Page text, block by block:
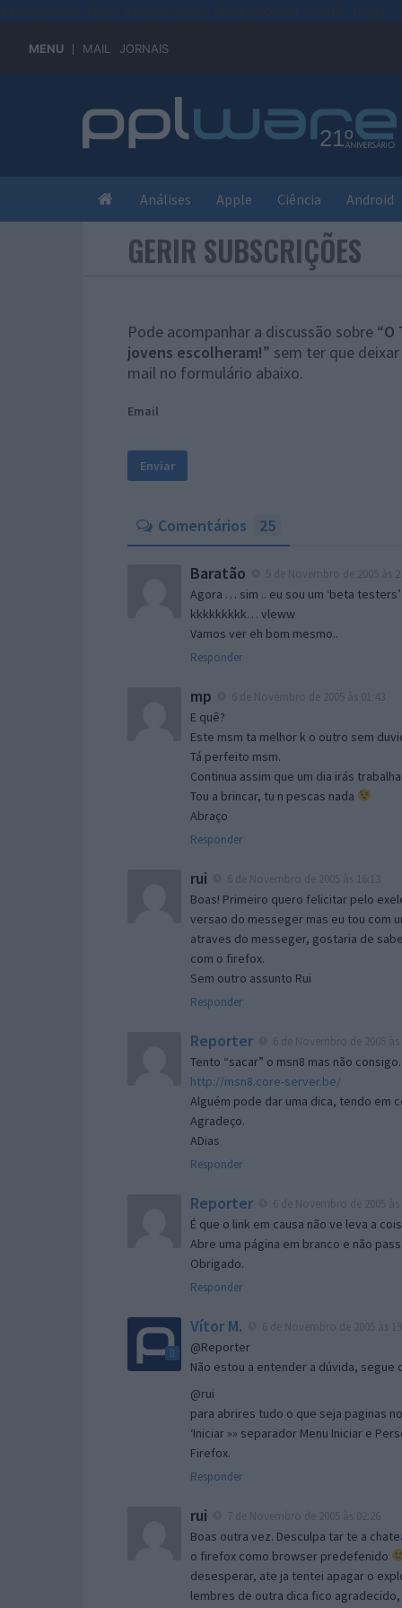
MENU MAIL JORNAIS
Análises Apple Ciência Android
GERIR SUBSCRIÇÕES
Pode acompanhar a discussão sobre “O
jovens escolheram!” sem ter que
mail no formulário abaixo.
Email
Comentários 25
Baratão
Agora … sim .. eu sou um ‘beta testers’
kkkkkkkkk… vleww
Vamos ver eh bom mesmo..
Responder
mp
E quê?
Este msm ta melhor k o outro sem
Tá perfeito msm.
Continua assim que um dia irás
Tou a brincar, tu n pescas nada
Abraço
Responder
rui
Boas! Primeiro quero felicitar pelo
versao do messeger mas eu tou com
atraves do messeger, gostaria de
com o firefox.
Sem outro assunto Rui
Responder
Reporter
Tento “sacar” o msn8 mas não
http://msn8.core-server.be/
Alguém pode dar uma dica, tendo em
Agradeço.
ADias
Responder
Reporter
É que o link em causa não ve leva a
Abre uma página em branco e não
Obrigado.
Responder
Vítor M.
@Reporter
Não estou a entender a dúvida,
@rui
para abrires tudo o que seja paginas
‘Iniciar »» separador Menu Iniciar e
Firefox.
Responder
rui
Boas outra vez. Desculpa tar te a
o firefox como browser predefenido
desesperar, ate ja tentei apagar o
lembres de outra dica fico